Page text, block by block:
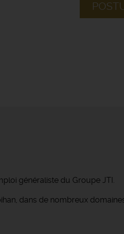
généraliste du Groupe JTI.
dans de nombreux